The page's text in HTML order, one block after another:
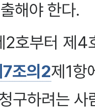
해야 한다.
2호부터 제
7조의2제1항
구하려는